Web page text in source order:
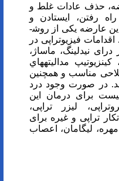
حذف عادات غلط و
رفتن، ایستادن و
خوابیدن است. فیزیوتراپی در درمان این عارضه یکی از روش­­
فیزیوتراپی در
نیدلینگ، ماساژ،
مداليته­هاي
مناسب و همچنین
در صورت وجود درد
برای درمان این
ليزر تراپی،
تراپی و غیره برای
لیگامان، اعصاب